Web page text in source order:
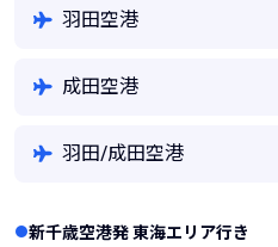
羽田空港
成田空港
羽田/成田空港
新千歳空港発 東海エリア行き